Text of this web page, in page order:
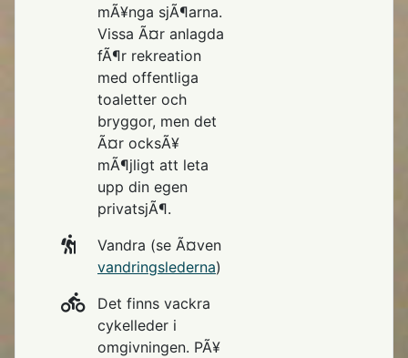
mÃ¥nga sjÃ¶arna.
Vissa Ã¤r anlagda
fÃ¶r rekreation
med offentliga
toaletter och
bryggor, men det
Ã¤r ocksÃ¥
mÃ¶jligt att leta
upp din egen
privatsjÃ¶.
Vandra (se Ã¤ven
vandringslederna)
Det finns vackra
cykelleder i
omgivningen. PÃ¥